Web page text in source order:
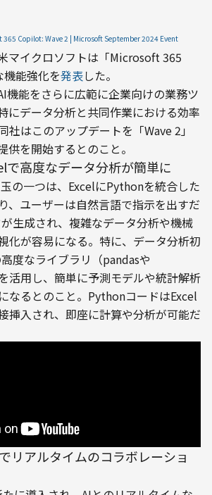
365 Copilot: Wave 2 | Microsoft September 2024 Event
マイクロソフトは「Microsoft 365
能強化を発表した。
機能をさらに広範に企業向けの業務ツ
にデータ分析と共同作業における効率
社はこのアップデートを「Wave 2」
供を開始するとのこと。
で高度なデータ分析が簡単に
の一つは、ExcelにPythonを統合した
、ユーザーは自然言語で指示を出すだ
生成され、複雑なデータ分析や機械
化が容易になる。特に、データ分析初
度なライブラリ（pandasや
用し、簡単に予測モデルや統計解析
なるとのこと。PythonコードはExcel
挿入され、即座に計算や分析が可能だ
リアルタイムのコラボレーショ